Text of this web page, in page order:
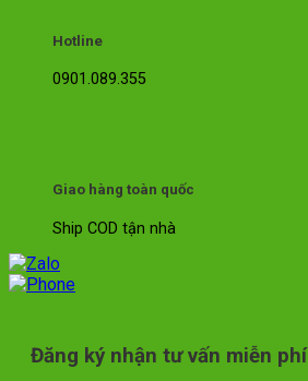
Hotline
0901.089.355
Giao hàng toàn quốc
Ship COD tận nhà
Đăng ký nhận tư vấn miễn phí